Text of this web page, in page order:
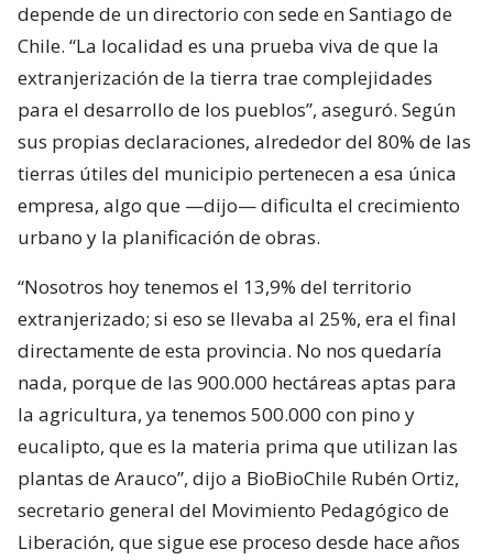
depende de un directorio con sede en Santiago de
Chile. “La localidad es una prueba viva de que la
extranjerización de la tierra trae complejidades
para el desarrollo de los pueblos”, aseguró. Según
sus propias declaraciones, alrededor del 80% de las
tierras útiles del municipio pertenecen a esa única
empresa, algo que —dijo— dificulta el crecimiento
urbano y la planificación de obras.
“Nosotros hoy tenemos el 13,9% del territorio
extranjerizado; si eso se llevaba al 25%, era el final
directamente de esta provincia. No nos quedaría
nada, porque de las 900.000 hectáreas aptas para
la agricultura, ya tenemos 500.000 con pino y
eucalipto, que es la materia prima que utilizan las
plantas de Arauco”, dijo a BioBioChile Rubén Ortiz,
secretario general del Movimiento Pedagógico de
Liberación, que sigue ese proceso desde hace años